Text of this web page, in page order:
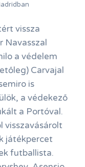
vissza
Navasszal
a védelem
Carvajal
is
a védekező
a Portóval.
visszavásárolt
játékpercet
futballista.